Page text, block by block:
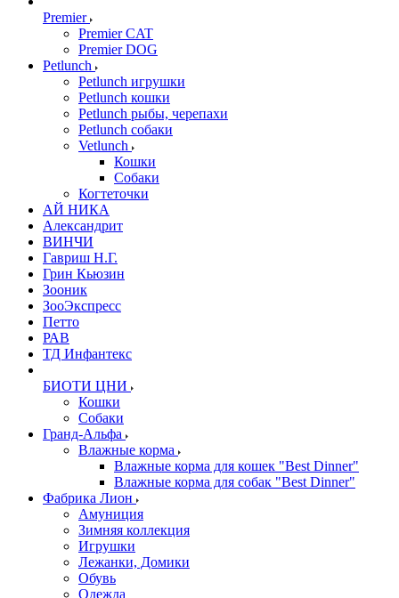
Premier
Premier CAT
Premier DOG
Petlunch
Petlunch игрушки
Petlunch кошки
Petlunch рыбы, черепахи
Petlunch собаки
Vetlunch
Кошки
Собаки
Когтеточки
АЙ НИКА
Александрит
ВИНЧИ
Гавриш Н.Г.
Грин Кьюзин
Зооник
ЗооЭкспресс
Петто
РАВ
ТД Инфантекс
БИОТИ ЦНИ
Кошки
Собаки
Гранд-Альфа
Влажные корма
Влажные корма для кошек "Best Dinner"
Влажные корма для собак "Best Dinner"
Фабрика Лион
Амуниция
Зимняя коллекция
Игрушки
Лежанки, Домики
Обувь
Одежда